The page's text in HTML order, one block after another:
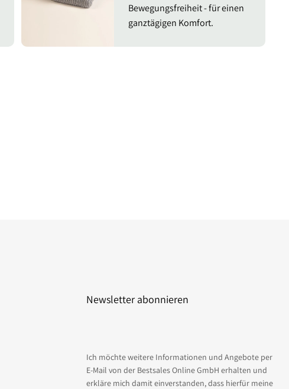
Bewegungsfreiheit - für einen
ganztägigen Komfort.
Newsletter abonnieren
Ich möchte weitere Informationen und Angebote per
E-Mail von der Bestsales Online GmbH erhalten und
erkläre mich damit einverstanden, dass hierfür meine